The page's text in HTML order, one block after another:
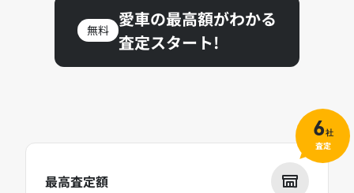
無料
愛車の最高額がわかる
査定スタート!
最高査定額
6社
査定